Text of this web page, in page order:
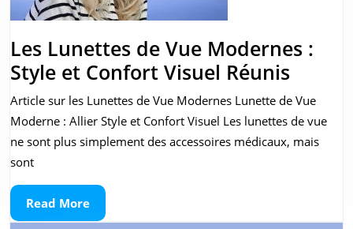
Les Lunettes de Vue Modernes :
Style et Confort Visuel Réunis
de
Vue
Article sur les Lunettes de Vue Modernes Lunette de Vue
Moderne : Allier Style et Confort Visuel Les lunettes de vue
ne sont plus simplement des accessoires médicaux, mais
sont
Read MoreRead
More